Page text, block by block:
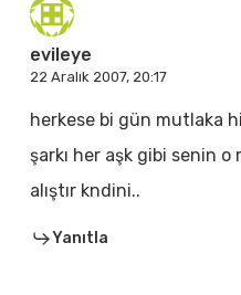
evileye
22 Aralık 2007, 20:17
herkese bi gün mutlaka
şarkı her aşk gibi senin o
alıştır kndini..
Yanıtla